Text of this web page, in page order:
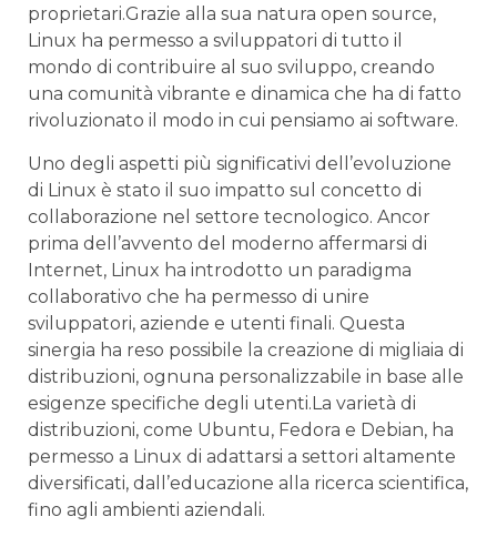
proprietari.Grazie alla sua⁣ natura open source,
⁣Linux ha permesso a sviluppatori ‍di tutto il
mondo di contribuire al ⁤suo sviluppo,⁤ creando
una⁢ comunità⁢ vibrante e dinamica ⁤che ha di fatto
rivoluzionato il ⁤modo⁣ in cui ⁢pensiamo ai ⁣software.
Uno degli ⁢aspetti più significativi‍ dell’evoluzione⁤
di Linux è stato il suo impatto sul concetto di
collaborazione⁣ nel‍ settore​ tecnologico. Ancor
prima ⁤dell’avvento del moderno⁤ affermarsi di‌
Internet, Linux⁢ ha ⁢introdotto un ⁣paradigma
collaborativo che ha permesso di unire
sviluppatori, aziende e‍ utenti finali. ⁣Questa
sinergia ha reso possibile la creazione di migliaia di
distribuzioni, ognuna personalizzabile in‍ base alle
esigenze specifiche degli⁣ utenti.La varietà‌ di
distribuzioni, ⁤come ⁢Ubuntu, Fedora ⁤e⁣ Debian, ha
permesso ‌a Linux di adattarsi a⁤ settori altamente
diversificati,​ dall’educazione alla ricerca⁣ scientifica,
fino‌ agli ⁣ambienti⁤ aziendali.